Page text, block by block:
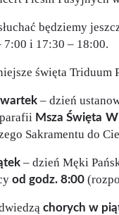
będziemy
i 17:30 – 18:00.
święta Triduum
– dzień
Msza Święta
Sakramentu do
– dzień Męki
od godz. 8:00
chorych w